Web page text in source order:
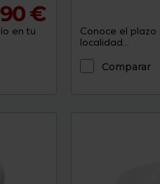
€
en tu
Conoce el
localidad...
Comparar